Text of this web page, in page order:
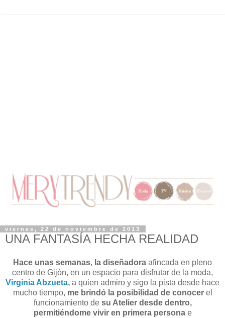
viernes, 22 de noviembre de 2013
UNA FANTASÍA HECHA REALIDAD
Hace unas semanas, la diseñadora afincada en pleno
centro de Gijón, en un espacio para disfrutar de la moda,
Virginia Abzueta, a quien admiro y sigo la pista desde hace
mucho tiempo, me brindó la posibilidad de conocerel
funcionamiento de su Atelier desde dentro,
permitiéndome vivir en primera persona e